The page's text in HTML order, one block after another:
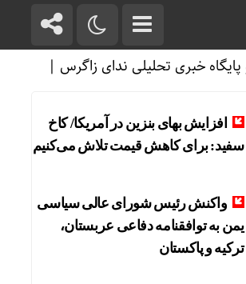
افزایش بهای بنزین در آمریکا/ کاخ
سفید: برای کاهش قیمت تلاش می‌کنیم
واکنش رئیس شورای عالی سیاسی
یمن به توافقنامه دفاعی عربستان،
ترکیه و پاکستان